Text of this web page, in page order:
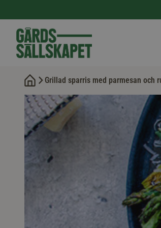
Grillad sparris med parmesan och